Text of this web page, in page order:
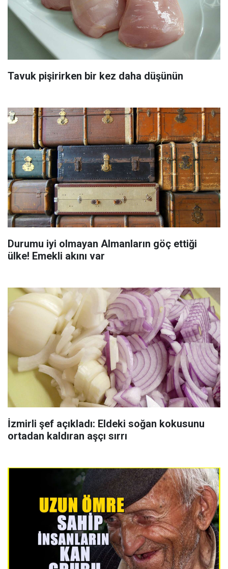
Tavuk pişirirken bir kez daha düşünün
Durumu iyi olmayan Almanların göç ettiği
ülke! Emekli akını var
İzmirli şef açıkladı: Eldeki soğan kokusunu
ortadan kaldıran aşçı sırrı